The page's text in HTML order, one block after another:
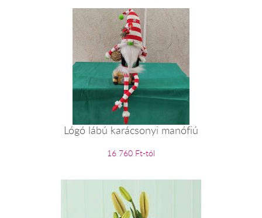
Lógó lábú karácsonyi manófiú
16 760 Ft-tól